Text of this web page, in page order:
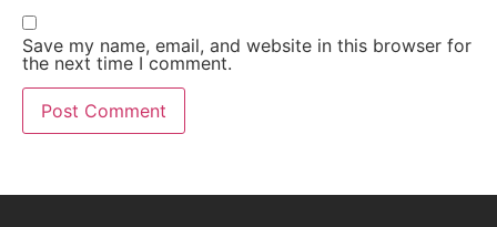
Save my name, email, and website in this browser for
the next time I comment.